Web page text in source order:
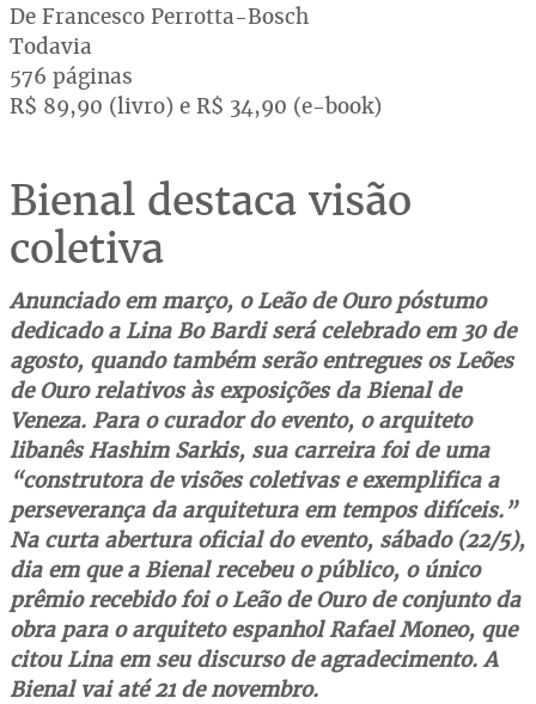
De Francesco Perrotta-Bosch
Todavia
576 páginas
R$ 89,90 (livro) e R$ 34,90 (e-book)
Bienal destaca visão
coletiva
Anunciado em março, o Leão de Ouro póstumo
dedicado a Lina Bo Bardi será celebrado em 30 de
agosto, quando também serão entregues os Leões
de Ouro relativos às exposições da Bienal de
Veneza. Para o curador do evento, o arquiteto
libanês Hashim Sarkis, sua carreira foi de uma
“construtora de visões coletivas e exemplifica a
perseverança da arquitetura em tempos difíceis.”
Na curta abertura oficial do evento, sábado (22/5),
dia em que a Bienal recebeu o público, o único
prêmio recebido foi o Leão de Ouro de conjunto da
obra para o arquiteto espanhol Rafael Moneo, que
citou Lina em seu discurso de agradecimento. A
Bienal vai até 21 de novembro.